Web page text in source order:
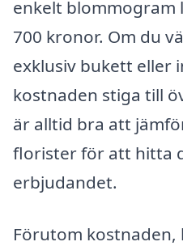
enkelt blommogram
700 kronor. Om du
exklusiv bukett eller
kostnaden stiga till
är alltid bra att
florister för att hitta
erbjudandet.
Förutom kostnaden,